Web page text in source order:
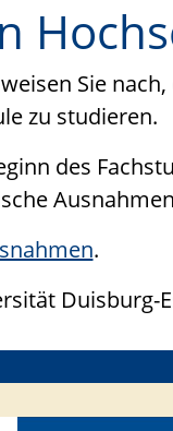
weisen Sie
zu studieren.
des
.
Duisburg-